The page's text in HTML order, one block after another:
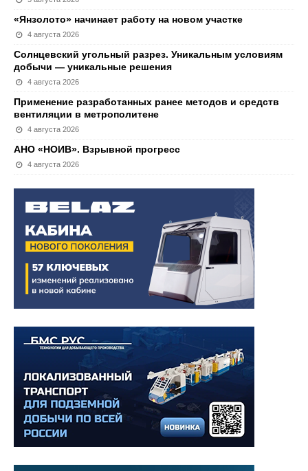
«Янзолото» начинает работу на новом участке
4 августа 2026
Солнцевский угольный разрез. Уникальным условиям
добычи — уникальные решения
4 августа 2026
Применение разработанных ранее методов и средств
вентиляции в метрополитене
4 августа 2026
АНО «НОИВ». Взрывной прогресс
4 августа 2026